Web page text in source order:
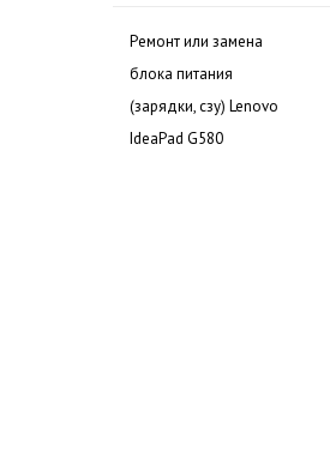
Ремонт или замена
блока питания
(зарядки, сзу) Lenovo
IdeaPad G580